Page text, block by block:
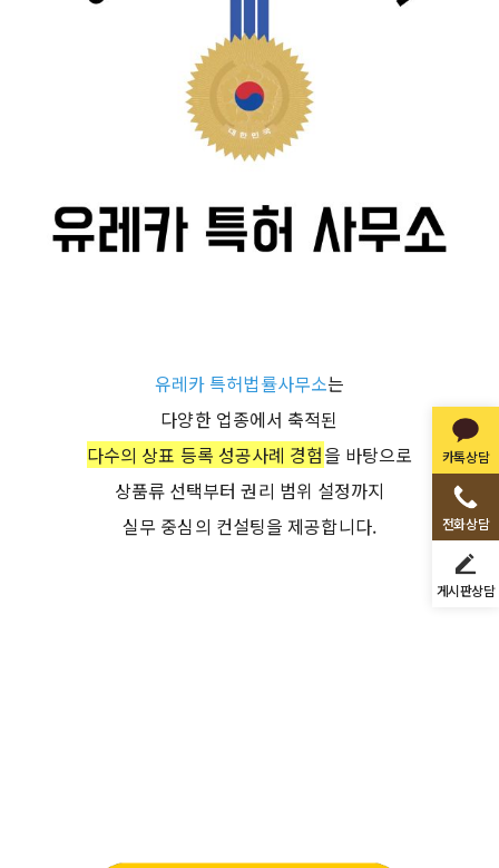
카톡상담
전화상담
게시판상담
유레카 특허법률사무소는
다양한 업종에서 축적된
다수의 상표 등록 성공사례 경험을 바탕으로
상품류 선택부터 권리 범위 설정까지
실무 중심의 컨설팅을 제공합니다.